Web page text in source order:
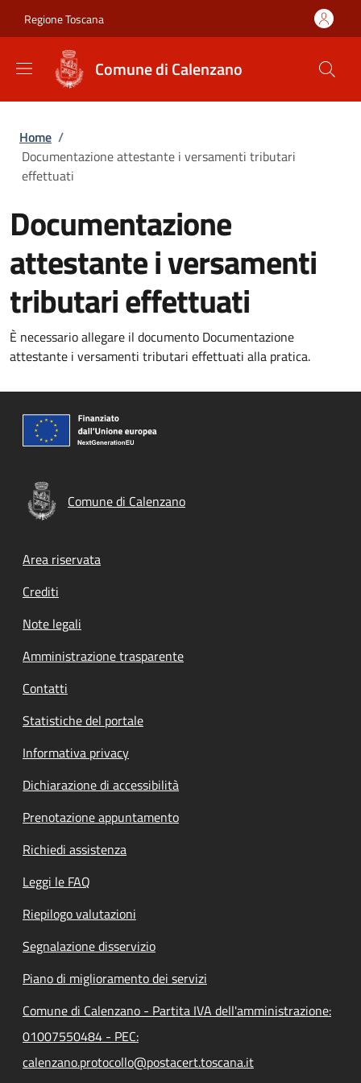
Regione Toscana
Comune di Calenzano
Briciole di pane
Home /
Documentazione attestante i versamenti tributari
effettuati
Documentazione
attestante i versamenti
tributari effettuati
È necessario allegare il documento Documentazione
attestante i versamenti tributari effettuati alla pratica.
Comune di Calenzano
Footer menu
Area riservata
Crediti
Note legali
Amministrazione trasparente
Contatti
Statistiche del portale
Informativa privacy
Dichiarazione di accessibilità
Prenotazione appuntamento
Richiedi assistenza
Leggi le FAQ
Riepilogo valutazioni
Segnalazione disservizio
Piano di miglioramento dei servizi
Comune di Calenzano - Partita IVA dell'amministrazione:
01007550484 - PEC:
calenzano.protocollo@postacert.toscana.it